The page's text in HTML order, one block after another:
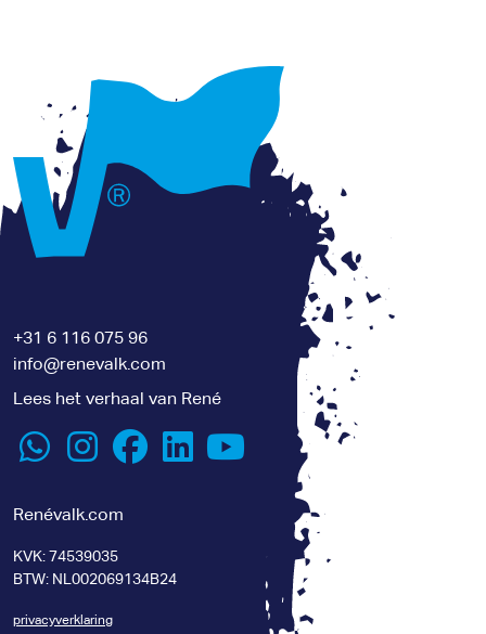
+31 6 116 075 96
info@renevalk.com
Lees het verhaal van René
Renévalk.com
KVK: 74539035
BTW: NL002069134B24
privacyverklaring